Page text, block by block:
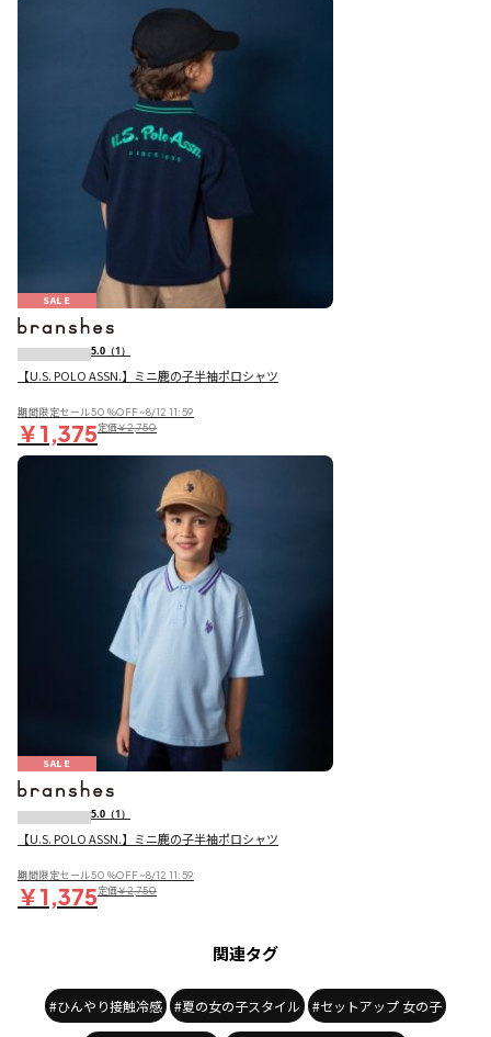
SALE
5.0 （1）
【U.S. POLO ASSN.】ミニ鹿の子半袖ポロシャツ
期間限定セール50％OFF~8/12 11:59
￥1,375定価￥2,750
SALE
5.0 （1）
【U.S. POLO ASSN.】ミニ鹿の子半袖ポロシャツ
期間限定セール50％OFF~8/12 11:59
￥1,375定価￥2,750
関連タグ
#ひんやり接触冷感 #夏の女の子スタイル #セットアップ 女の子